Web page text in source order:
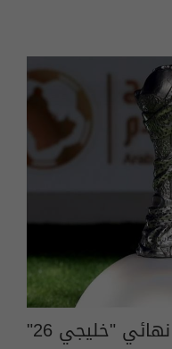
"خليجي 26"